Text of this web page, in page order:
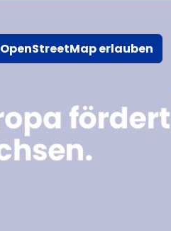
OpenStreetMap erlauben